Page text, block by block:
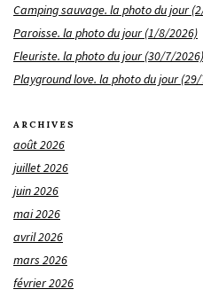
Camping sauvage. la photo du jour
Paroisse. la photo du jour (1/8/2026)
Fleuriste. la photo du jour (30/7/2026)
Playground love. la photo du jour
ARCHIVES
août 2026
juillet 2026
juin 2026
mai 2026
avril 2026
mars 2026
février 2026